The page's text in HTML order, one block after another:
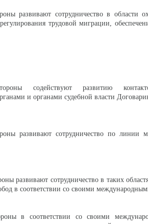
развивают сотрудничество в области
трудовой миграции,
содействуют развитию
и органами судебной власти
развивают сотрудничество по линии
развивают сотрудничество в таких
в соответствии со своими
в соответствии со своими